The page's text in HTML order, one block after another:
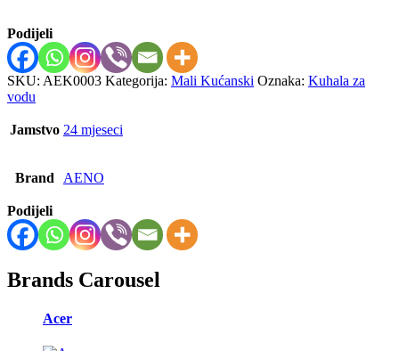
Podijeli
SKU: AEK0003 Kategorija: Mali Kućanski Oznaka: Kuhala za
vodu
Jamstvo 24 mjeseci
Brand AENO
Podijeli
Brands Carousel
Acer